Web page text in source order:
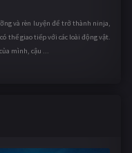
và rèn luyện để trở thành ninja,
thể giao tiếp với các loài động vật.
mình, cậu ...